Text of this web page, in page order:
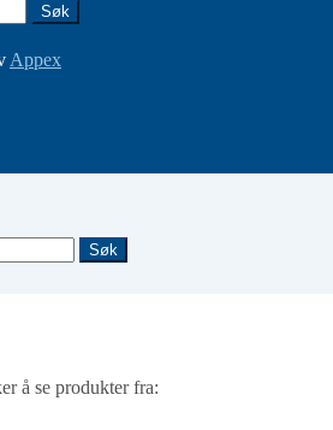
Søk
Appex
Søk
å se produkter fra: